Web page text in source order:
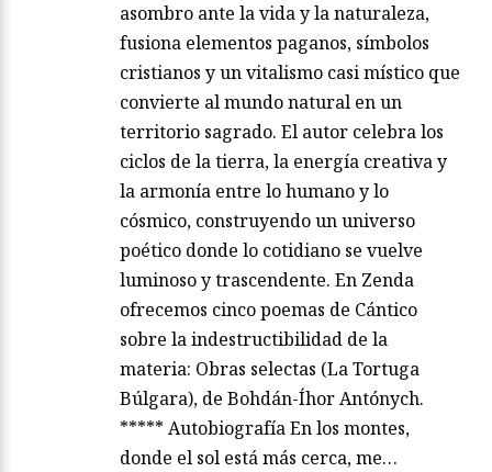
asombro ante la vida y la naturaleza,
fusiona elementos paganos, símbolos
cristianos y un vitalismo casi místico que
convierte al mundo natural en un
territorio sagrado. El autor celebra los
ciclos de la tierra, la energía creativa y
la armonía entre lo humano y lo
cósmico, construyendo un universo
poético donde lo cotidiano se vuelve
luminoso y trascendente. En Zenda
ofrecemos cinco poemas de Cántico
sobre la indestructibilidad de la
materia: Obras selectas (La Tortuga
Búlgara), de Bohdán-Íhor Antónych.
***** Autobiografía En los montes,
donde el sol está más cerca, me…